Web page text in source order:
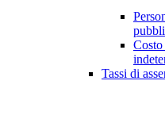
Costo
Tassi di